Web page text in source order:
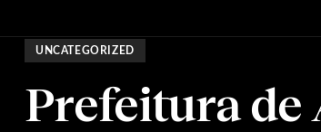
UNCATEGORIZED
Prefeitura de